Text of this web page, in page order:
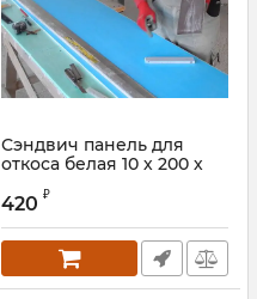
Сэндвич панель для
откоса белая 10 х 200 х
420 ₽